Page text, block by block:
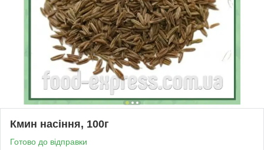
Кмин насіння, 100г
Готово до відправки